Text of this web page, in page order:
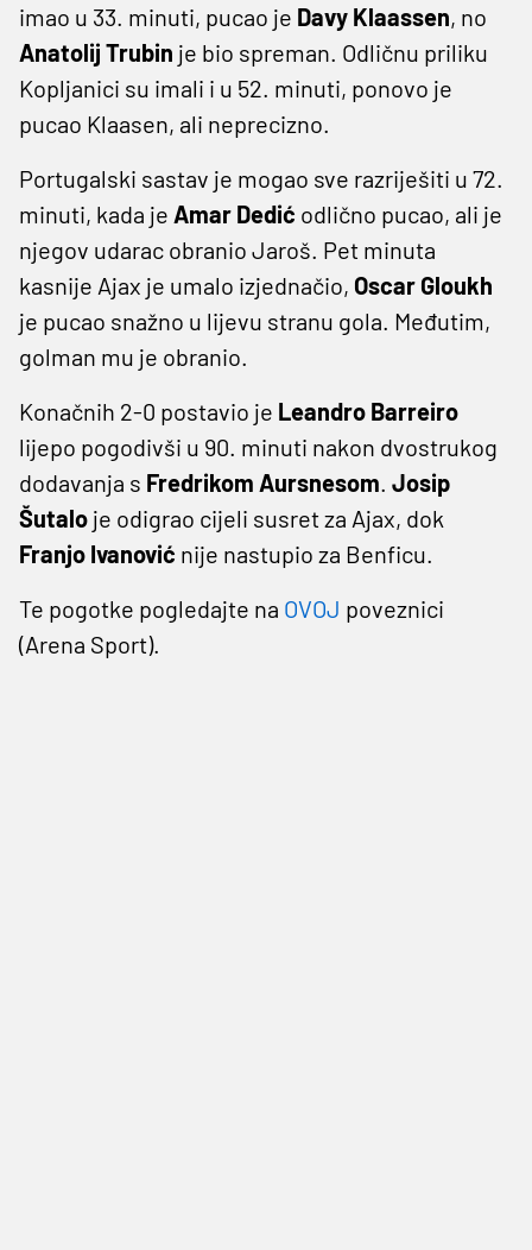
imao u 33. minuti, pucao je Davy Klaassen, no
Anatolij Trubin je bio spreman. Odličnu priliku
Kopljanici su imali i u 52. minuti, ponovo je
pucao Klaasen, ali neprecizno.
Portugalski sastav je mogao sve razriješiti u 72.
minuti, kada je Amar Dedić odlično pucao, ali je
njegov udarac obranio Jaroš. Pet minuta
kasnije Ajax je umalo izjednačio, Oscar Gloukh
je pucao snažno u lijevu stranu gola. Međutim,
golman mu je obranio.
Konačnih 2-0 postavio je Leandro Barreiro
lijepo pogodivši u 90. minuti nakon dvostrukog
dodavanja s Fredrikom Aursnesom. Josip
Šutalo je odigrao cijeli susret za Ajax, dok
Franjo Ivanović nije nastupio za Benficu.
Te pogotke pogledajte na OVOJ poveznici
(Arena Sport).